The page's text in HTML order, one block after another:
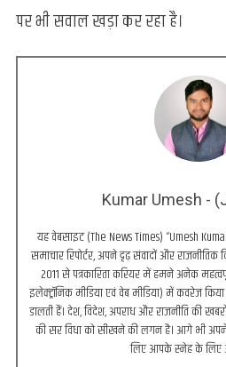
पर भी सवाल खड़ा कर रहा है।
Kumar Umesh -
यह वेबसाइट (The News Times) “Umesh
समाचार रिपोर्टर, अपने दृढ़ संवादों और राजनीतिक
2011 से पत्रकारिता करियर में हमने अनेक
इलेक्ट्रॉनिक मीडिया एवं वेब मीडिया) में कवरेज
डालती हैं। देश, विदेश, अपराध और राजनीति की
की सर विधा को सीखने की लगन है। आगे भी अपने
लिए आपके स्नेह के लिए